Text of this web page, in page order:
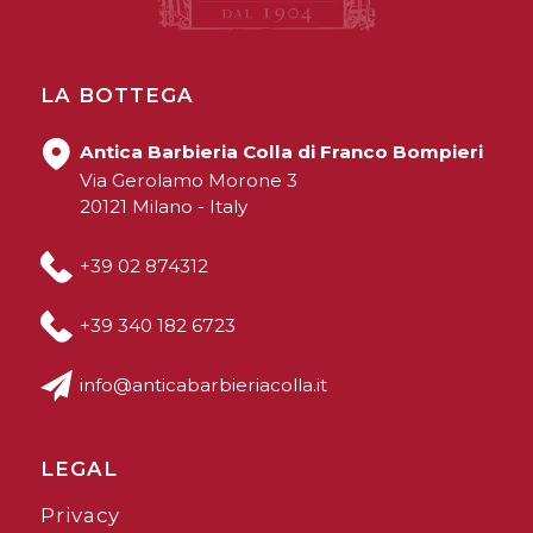
LA BOTTEGA
Antica Barbieria Colla di Franco Bompieri
Via Gerolamo Morone 3
20121 Milano - Italy
+39 02 874312
+39 340 182 6723
info@anticabarbieriacolla.it
LEGAL
Privacy